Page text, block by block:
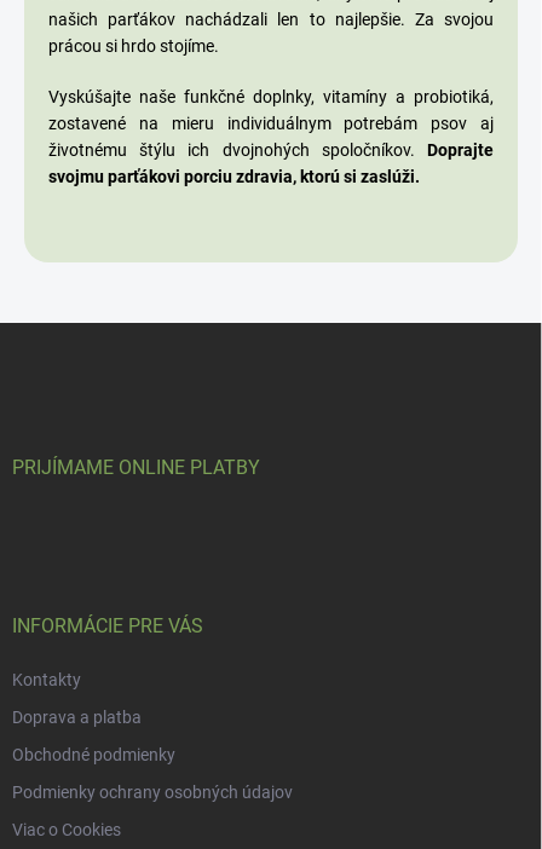
našich parťákov nachádzali len to najlepšie. Za svojou
prácou si hrdo stojíme.
Vyskúšajte naše funkčné doplnky, vitamíny a probiotiká,
zostavené na mieru individuálnym potrebám psov aj
životnému štýlu ich dvojnohých spoločníkov. Doprajte
svojmu parťákovi porciu zdravia, ktorú si zaslúži.
PRIJÍMAME ONLINE PLATBY
INFORMÁCIE PRE VÁS
Kontakty
Doprava a platba
Obchodné podmienky
Podmienky ochrany osobných údajov
Viac o Cookies